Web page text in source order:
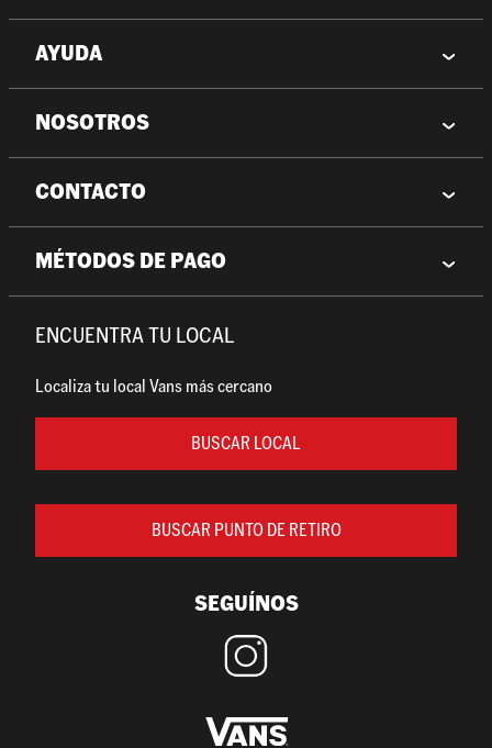
AYUDA
NOSOTROS
CONTACTO
MÉTODOS DE PAGO
ENCUENTRA TU LOCAL
Localiza tu local Vans más cercano
BUSCAR LOCAL
BUSCAR PUNTO DE RETIRO
SEGUÍNOS